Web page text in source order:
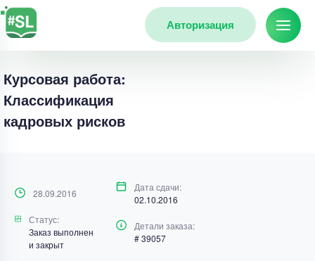
Авторизация
Курсовая работа:
Классификация
кадровых рисков
28.09.2016
Дата сдачи:
02.10.2016
Статус:
Заказ выполнен
и закрыт
Детали заказа:
# 39057